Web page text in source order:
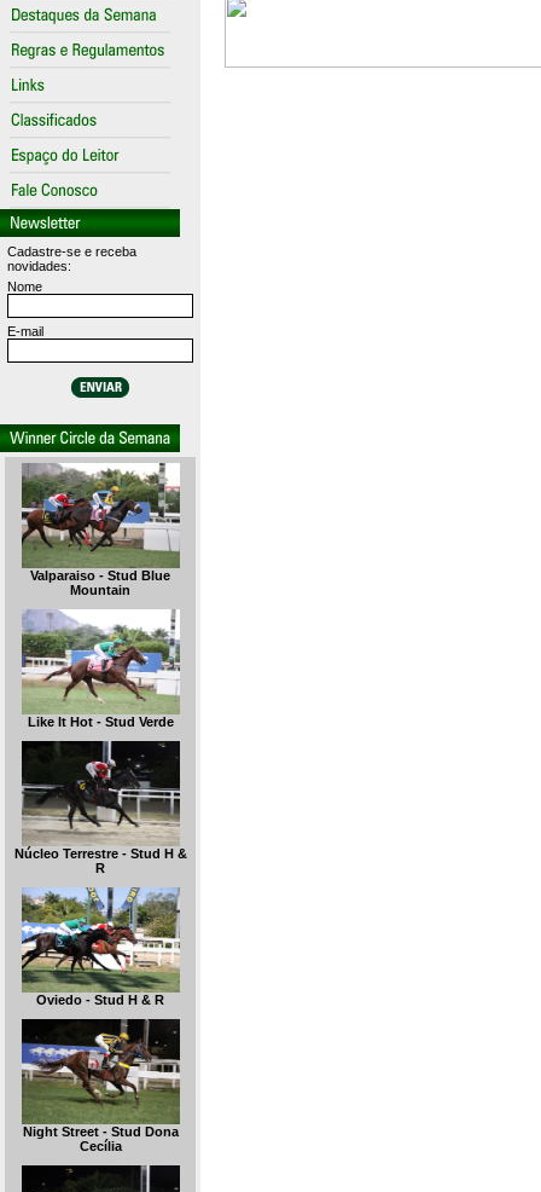
Cadastre-se e receba
novidades:
Nome
E-mail
Valparaiso - Stud Blue
Mountain
Like It Hot - Stud Verde
Núcleo Terrestre - Stud H &
R
Oviedo - Stud H & R
Night Street - Stud Dona
Cecília